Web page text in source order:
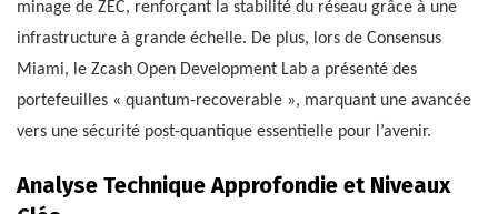
minage de ZEC, renforçant la stabilité du réseau grâce à une
infrastructure à grande échelle. De plus, lors de Consensus
Miami, le Zcash Open Development Lab a présenté des
portefeuilles « quantum-recoverable », marquant une avancée
vers une sécurité post-quantique essentielle pour l’avenir.
Analyse Technique Approfondie et Niveaux